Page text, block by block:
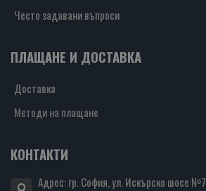
Често задавани въпроси
ПЛАЩАНЕ И ДОСТАВКА
Доставка
Методи на плащане
КОНТАКТИ
Адрес: гр. София, ул. Искърско шосе №7